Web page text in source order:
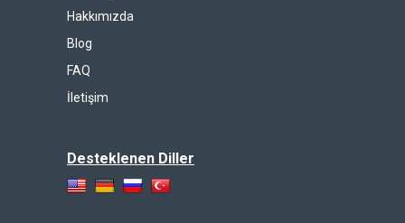
Hakkımızda
Blog
FAQ
İletişim
Desteklenen Diller